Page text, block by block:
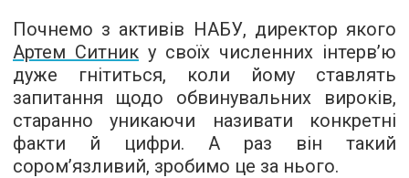
Почнемо з активів НАБУ, директор якого
Артем Ситник у своїх численних інтерв’ю
дуже гнітиться, коли йому ставлять
запитання щодо обвинувальних вироків,
старанно уникаючи називати конкретні
факти й цифри. А раз він такий
сором’язливий, зробимо це за нього.